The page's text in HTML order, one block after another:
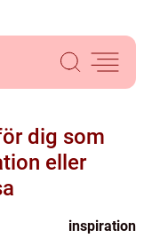
dig som
eller
inspiration